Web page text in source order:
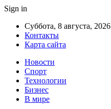
Sign in
Суббота, 8 августа, 2026
Контакты
Карта сайта
Новости
Спорт
Технологии
Бизнес
В мире